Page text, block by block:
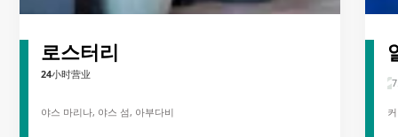
로스터리
24小时营业
야스 마리나, 야스 섬, 아부다비